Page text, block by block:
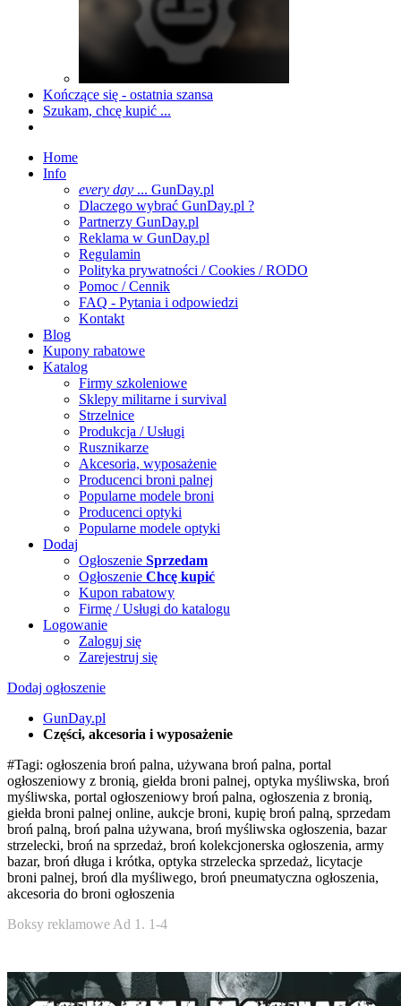
Kończące się - ostatnia szansa
Szukam, chcę kupić ...
Home
Info
every day ... GunDay.pl
Dlaczego wybrać GunDay.pl ?
Partnerzy GunDay.pl
Reklama w GunDay.pl
Regulamin
Polityka prywatności / Cookies / RODO
Pomoc / Cennik
FAQ - Pytania i odpowiedzi
Kontakt
Blog
Kupony rabatowe
Katalog
Firmy szkoleniowe
Sklepy militarne i survival
Strzelnice
Produkcja / Usługi
Rusznikarze
Akcesoria, wyposażenie
Producenci broni palnej
Popularne modele broni
Producenci optyki
Popularne modele optyki
Dodaj
Ogłoszenie Sprzedam
Ogłoszenie Chcę kupić
Kupon rabatowy
Firmę / Usługi do katalogu
Logowanie
Zaloguj się
Zarejestruj się
Dodaj ogłoszenie
GunDay.pl
Części, akcesoria i wyposażenie
#Tagi: ogłoszenia broń palna, używana broń palna, portal
ogłoszeniowy z bronią, giełda broni palnej, optyka myśliwska, broń
myśliwska, portal ogłoszeniowy broń palna, ogłoszenia z bronią,
giełda broni palnej online, aukcje broni, kupię broń palną, sprzedam
broń palną, broń palna używana, broń myśliwska ogłoszenia, bazar
strzelecki, broń na sprzedaż, broń kolekcjonerska ogłoszenia, army
bazar, broń długa i krótka, optyka strzelecka sprzedaż, licytacje
broni palnej, broń dla myśliwego, broń pneumatyczna ogłoszenia,
akcesoria do broni ogłoszenia
Boksy reklamowe Ad 1. 1-4